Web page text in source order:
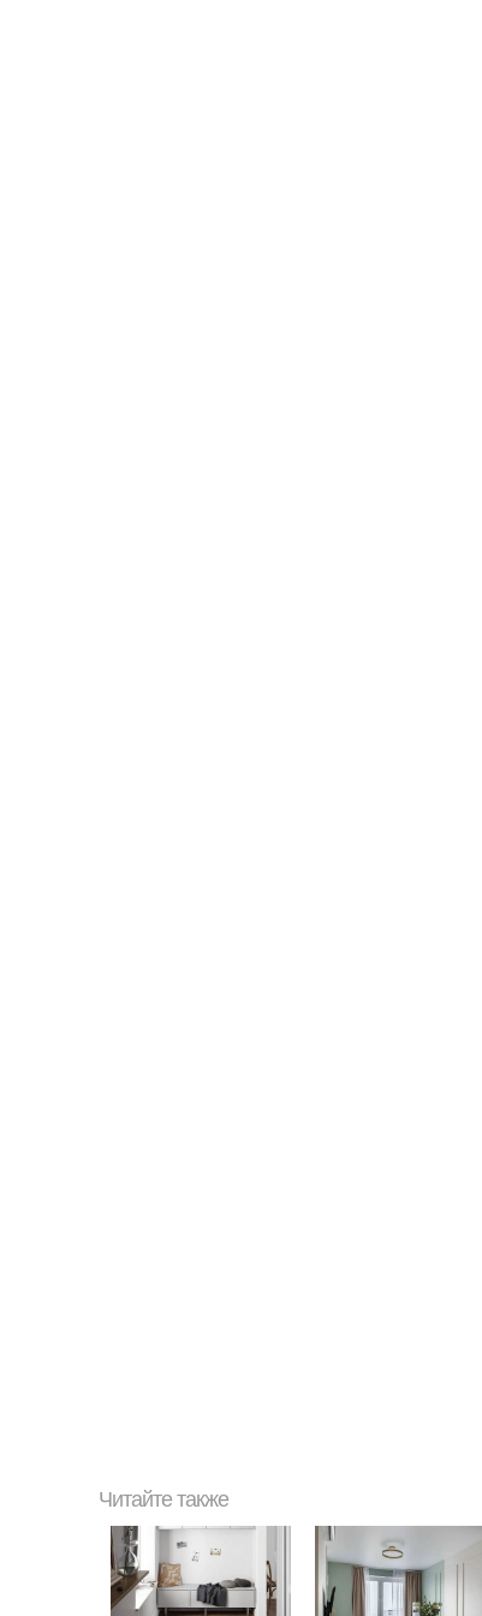
Читайте также